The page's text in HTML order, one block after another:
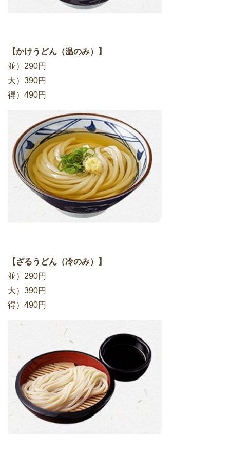
【かけうどん（温のみ）】
並）290円
大）390円
得）490円
【ざるうどん（冷のみ）】
並）290円
大）390円
得）490円